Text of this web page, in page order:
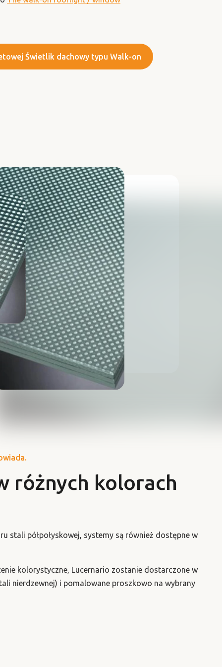
Świetlik dachowy typu Walk-on
różnych kolorach
stali półpołyskowej, systemy są również dostępne w
kolorystyczne, Lucernario zostanie dostarczone w
nierdzewnej) i pomalowane proszkowo na wybrany